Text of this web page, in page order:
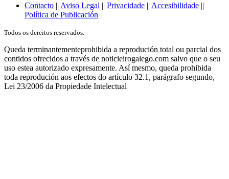
Contacto || Aviso Legal || Privacidade || Accesibilidade ||
Política de Publicación
Todos os dereitos reservados.
Queda terminantementeprohibida a reprodución total ou parcial dos
contidos ofrecidos a través de noticieirogalego.com salvo que o seu
uso estea autorizado expresamente. Así mesmo, queda prohibida
toda reprodución aos efectos do artículo 32.1, parágrafo segundo,
Lei 23/2006 da Propiedade Intelectual